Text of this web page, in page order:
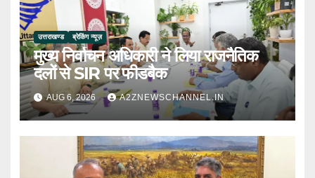
उत्तराखण्ड ब्रेकिंग न्यूज़
मुख्य निर्वाचन अधिकारी ने लिया राजनैतिक
दलों से SIR पर फीडबैक
AUG 6, 2026 A2ZNEWSCHANNEL.IN